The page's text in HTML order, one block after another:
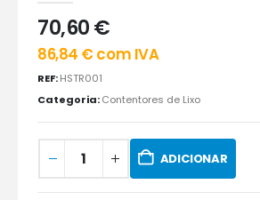
70,60€
86,84 €com IVA
REF:HSTR001
Categoria:Contentores de Lixo
ADICIONAR